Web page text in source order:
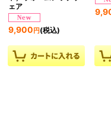
ェア
9,900 円 (税込)